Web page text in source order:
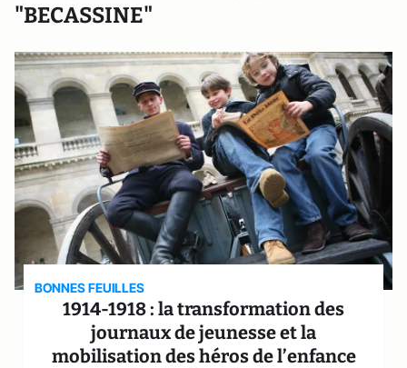
"BECASSINE"
BONNES FEUILLES
1914-1918 : la transformation des
journaux de jeunesse et la
mobilisation des héros de l’enfance